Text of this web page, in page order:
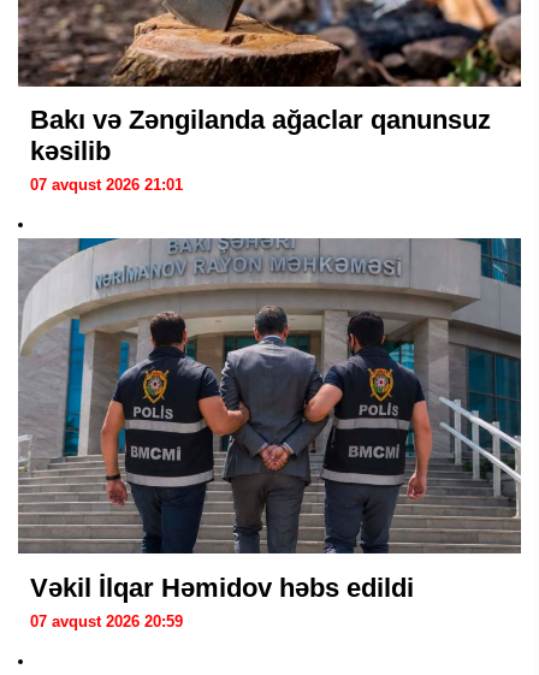
Bakı və Zəngilanda ağaclar qanunsuz
kəsilib
07 avqust 2026 21:01
Vəkil İlqar Həmidov həbs edildi
07 avqust 2026 20:59